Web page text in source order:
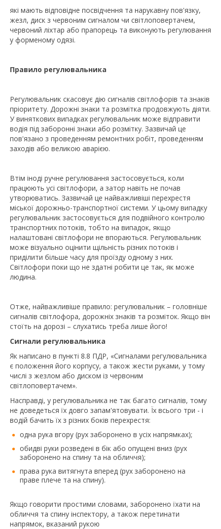
які мають відповідне посвідчення та нарукавну пов'язку,
жезл, диск з червоним сигналом чи світлоповертачем,
червоний ліхтар або прапорець та виконують регулювання
у форменому одязі.
Правило регулювальника
Регулювальник скасовує дію сигналів світлофорів та знаків
пріоритету. Дорожні знаки та розмітка продовжують діяти.
У виняткових випадках регулювальник може відправити
водія під заборонні знаки або розмітку. Зазвичай це
пов'язано з проведенням ремонтних робіт, проведенням
заходів або великою аварією.
Втім іноді ручне регулювання застосовується, коли
працюють усі світлофори, а затор навіть не почав
утворюватись. Зазвичай це найважливіші перехрестя
міської дорожньо-транспортної системи. У цьому випадку
регулювальник застосовується для подвійного контролю
транспортних потоків, тобто на випадок, якщо
налаштовані світлофори не впораються. Регулювальник
може візуально оцінити щільність різних потоків і
приділити більше часу для проїзду одному з них.
Світлофори поки що не здатні робити це так, як може
людина.
Отже, найважливіше правило: регулювальник – головніше
сигналів світлофора, дорожніх знаків та розміток. Якщо він
стоїть на дорозі – слухатись треба лише його!
Сигнали регулювальника
Як написано в пункті 8.8 ПДР, «Сигналами регулювальника
є положення його корпусу, а також жести руками, у тому
числі з жезлом або диском із червоним
світлоповертачем».
Насправді, у регулювальника не так багато сигналів, тому
не доведеться їх довго запам'ятовувати. Їх всього три - і
водій бачить їх з різних боків перехрестя:
одна рука вгору (рух заборонено в усіх напрямках);
обидві руки розведені в бік або опущені вниз (рух
заборонено на спину та на обличчя);
права рука витягнута вперед (рух заборонено на
праве плече та на спину).
Якщо говорити простими словами, заборонено їхати на
обличчя та спину інспектору, а також перетинати
напрямок, вказаний рукою